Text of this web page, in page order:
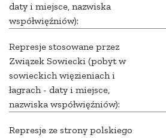
daty i miejsce, nazwiska
współwięźniów):
Represje stosowane przez
Związek Sowiecki (pobyt w
sowieckich więzieniach i
łagrach - daty i miejsce,
nazwiska współwięźniów):
Represje ze strony polskiego